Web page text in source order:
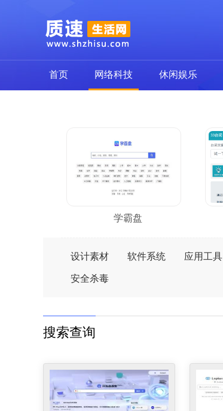
首页 网络科技 休闲娱乐
学霸盘
设计素材 软件系统 应用工具
安全杀毒
搜索查询